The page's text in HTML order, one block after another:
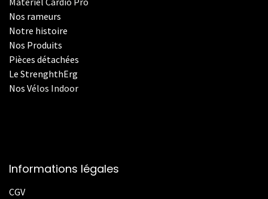
Nos rameurs
Notre histoire
Nos Produits
Pièces détachées
Le StrenghthErg
Nos Vélos Indoor
Informations légales
CGV